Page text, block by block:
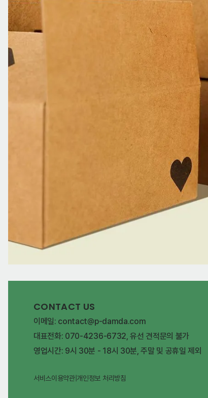
CONTACT US
이메일: contact@p-damda.com
대표전화: 070-4236-6732, 유선 견적문의 불가
영업시간: 9시 30분 - 18시 30분, 주말 및 공휴일 제외
서비스이용약관| 개인정보 처리방침